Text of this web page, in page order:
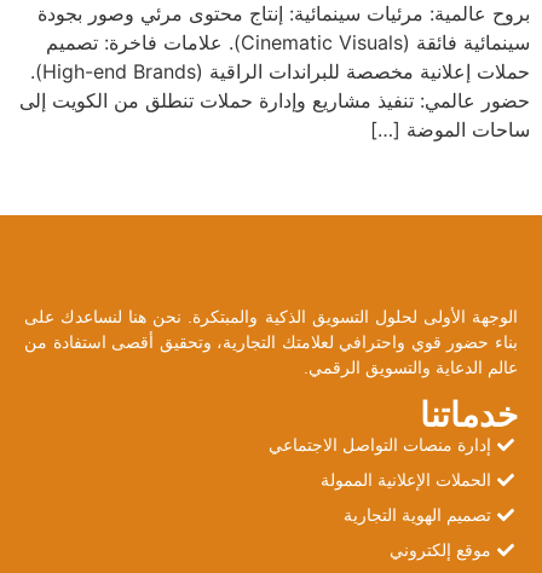
بروح عالمية: مرئيات سينمائية: إنتاج محتوى مرئي وصور بجودة
سينمائية فائقة (Cinematic Visuals). علامات فاخرة: تصميم
حملات إعلانية مخصصة للبراندات الراقية (High-end Brands).
حضور عالمي: تنفيذ مشاريع وإدارة حملات تنطلق من الكويت إلى
ساحات الموضة […]
الوجهة الأولى لحلول التسويق الذكية والمبتكرة. نحن هنا لنساعدك على
بناء حضور قوي واحترافي لعلامتك التجارية، وتحقيق أقصى استفادة من
عالم الدعاية والتسويق الرقمي.
خدماتنا
إدارة منصات التواصل الاجتماعي
الحملات الإعلانية الممولة
تصميم الهوية التجارية
موقع إلكتروني